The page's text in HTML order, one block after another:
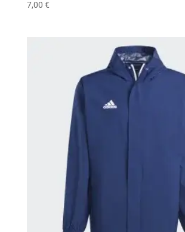
7,00 €